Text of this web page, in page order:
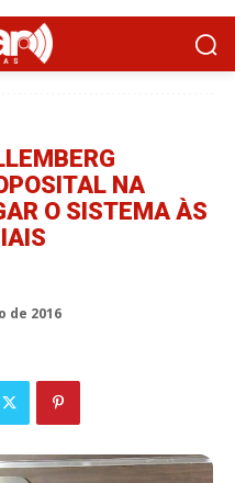
NA
O SISTEMA ÀS
de 2016